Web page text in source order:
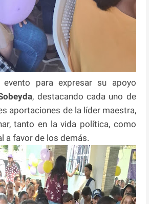
evento para expresar su apoyo
, destacando cada uno de
aportaciones de la líder maestra,
tanto en la vida política, como
a favor de los demás.